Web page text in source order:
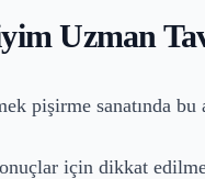
Uzman
pişirme sanatında
için dikkat